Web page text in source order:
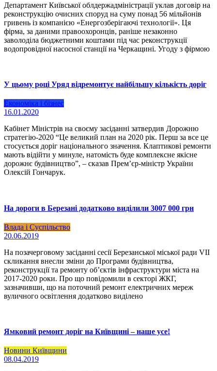
Департамент Київської облдержадміністрації уклав договір на
реконструкцію очисних споруд на суму понад 56 мільйонів
гривень із компанією «Енергозберігаючі технології». Ця
фірма, за даними правоохоронців, раніше незаконно
заволоділа бюджетними коштами під час реконструкції
водопровідної насосної станції на Черкащині. Угоду з фірмою
У цьому році Уряд відремонтує найбільшу кількість доріг
Економіка і бізнес
16.01.2020
Кабінет Міністрів на своєму засіданні затвердив Дорожню
стратегію-2020 “Це великий план на 2020 рік. Перш за все це
стосується доріг національного значення. Клаптикові ремонти
мають відійти у минуле, натомість буде комплексне якісне
дорожнє будівництво”, – сказав Прем’єр-міністр України
Олексій Гончарук.
На дороги в Березані додатково виділили 3007 000 грн
Влада і Суспільство
20.06.2019
На позачерговому засіданні сесії Березанської міської ради VII
скликання внесли зміни до Програми будівництва,
реконструкції та ремонту об’єктів інфраструктури міста на
2017-2020 роки. Про що повідомили в секторі ЖКГ,
зазначивши, що на поточний ремонт електричних мереж
вуличного освітлення додатково виділено
Ямковий ремонт доріг на Київщині – наше усе!
Новини Київщини
08.04.2019